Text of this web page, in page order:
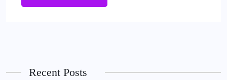
Recent Posts